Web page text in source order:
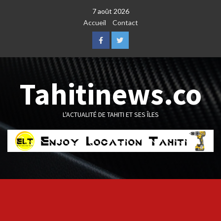
7 août 2026
Accueil
Contact
FacebookTwitter
Tahitinews.co
L'ACTUALITÉ DE TAHITI ET SES ÎLES